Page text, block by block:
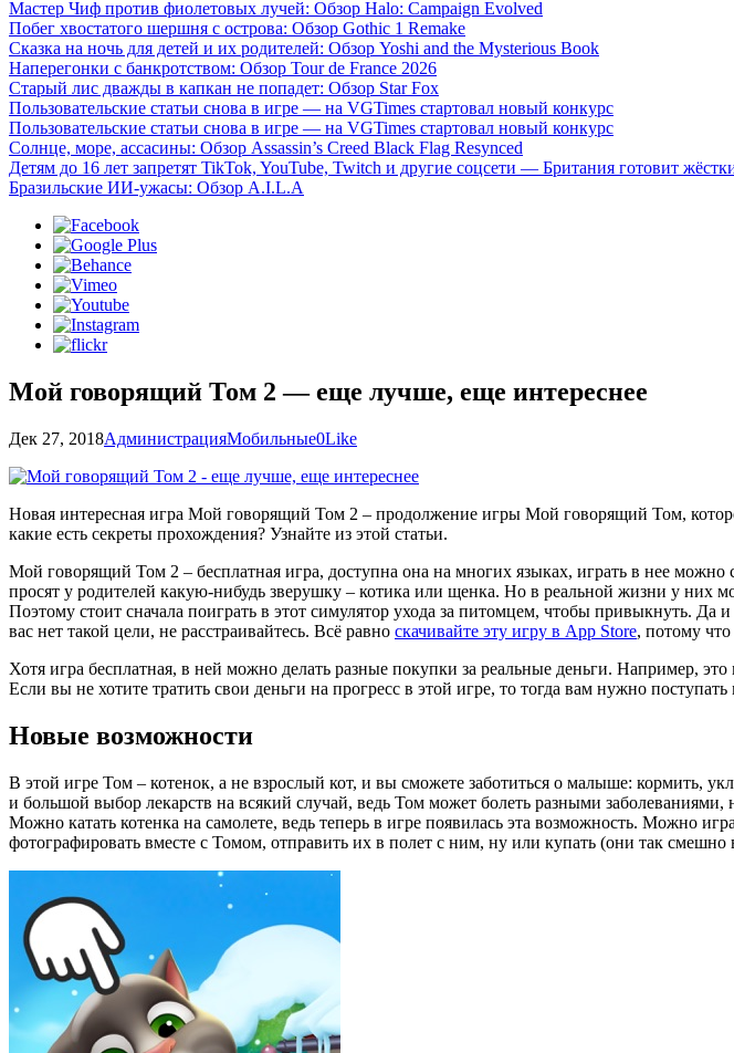
Мастер Чиф против фиолетовых лучей: Обзор Halo: Campaign Evolved
Побег хвостатого шершня с острова: Обзор Gothic 1 Remake
Сказка на ночь для детей и их родителей: Обзор Yoshi and the Mysterious Book
Наперегонки с банкротством: Обзор Tour de France 2026
Старый лис дважды в капкан не попадет: Обзор Star Fox
Пользовательские статьи снова в игре — на VGTimes стартовал новый конкурс
Пользовательские статьи снова в игре — на VGTimes стартовал новый конкурс
Солнце, море, ассасины: Обзор Assassin’s Creed Black Flag Resynced
Детям до 16 лет запретят TikTok, YouTube, Twitch и другие соцсети — Британия готовит
Бразильские ИИ-ужасы: Обзор A.I.L.A
Мой говорящий Том 2 — еще лучше, еще интереснее
Дек 27, 2018АдминистрацияМобильные0Like
Новая интересная игра Мой говорящий Том 2 – продолжение игры Мой говорящий Том,
какие есть секреты прохождения? Узнайте из этой статьи.
Мой говорящий Том 2 – бесплатная игра, доступна она на многих языках, играть в нее можно
просят у родителей какую-нибудь зверушку – котика или щенка. Но в реальной жизни у них
Поэтому стоит сначала поиграть в этот симулятор ухода за питомцем, чтобы привыкнуть. Да
вас нет такой цели, не расстраивайтесь. Всё равно скачивайте эту игру в App Store, потому
Хотя игра бесплатная, в ней можно делать разные покупки за реальные деньги. Например,
Если вы не хотите тратить свои деньги на прогресс в этой игре, то тогда вам нужно
Новые возможности
В этой игре Том – котенок, а не взрослый кот, и вы сможете заботиться о малыше: кормить,
и большой выбор лекарств на всякий случай, ведь Том может болеть разными
Можно катать котенка на самолете, ведь теперь в игре появилась эта возможность. Можно
фотографировать вместе с Томом, отправить их в полет с ним, ну или купать (они так